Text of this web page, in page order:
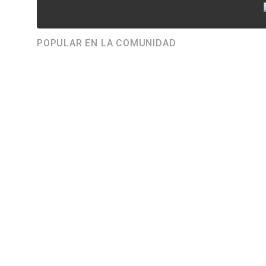
POPULAR EN LA COMUNIDAD